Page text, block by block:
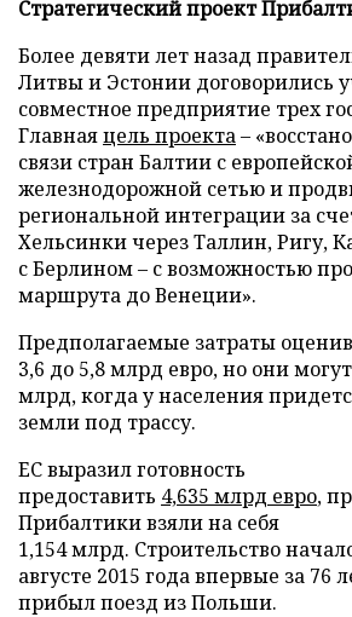
Стратегический проект
Более девяти лет назад
Литвы и Эстонии договорились
совместное предприятие трех
Главнаяцель проекта–
связи стран Балтии с
железнодорожной сетью и
региональной интеграции за
Хельсинки через Таллин, Ригу,
с Берлином – с возможностью
маршрута до Венеции».
Предполагаемые затраты
3,6 до 5,8 млрд евро, но они
млрд, когда у населения
земли под трассу.
ЕС выразил готовность
предоставить 4,635 млрд евро,
Прибалтики взяли на себя
1,154 млрд. Строительство
августе 2015 года впервые за 76
прибыл поезд из Польши.